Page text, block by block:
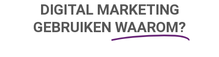
DIGITAL MARKETING
GEBRUIKEN WAAROM?